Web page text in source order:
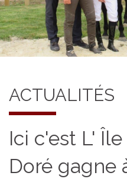
ACTUALITÉS
Ici c'est L'
Doré gagne